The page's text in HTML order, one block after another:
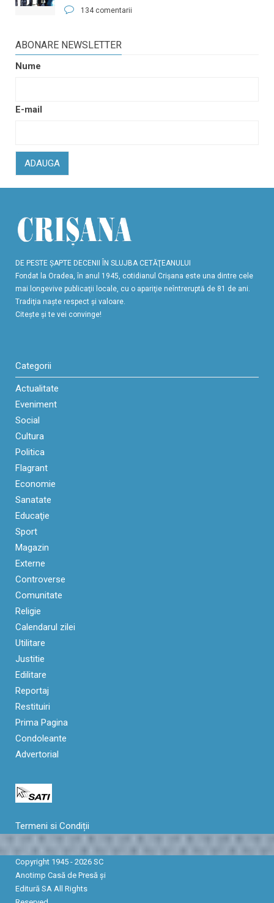
134 comentarii
ABONARE NEWSLETTER
Nume
E-mail
ADAUGA
DE PESTE ŞAPTE DECENII ÎN SLUJBA CETĂŢEANULUI
Fondat la Oradea, în anul 1945, cotidianul Crişana este una dintre cele
mai longevive publicaţii locale, cu o apariţie neîntreruptă de 81 de ani.
Tradiţia naşte respect şi valoare.
Citeşte şi te vei convinge!
Categorii
Actualitate
Eveniment
Social
Cultura
Politica
Flagrant
Economie
Sanatate
Educaţie
Sport
Magazin
Externe
Controverse
Comunitate
Religie
Calendarul zilei
Utilitare
Justitie
Edilitare
Reportaj
Restituiri
Prima Pagina
Condoleante
Advertorial
Termeni si Condiții
Copyright 1945 - 2026 SC
Anotimp Casă de Presă şi
Editură SA All Rights